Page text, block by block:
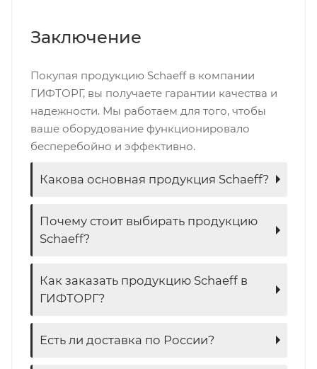
Заключение
Покупая продукцию Schaeff в компании
ГИФТОРГ, вы получаете гарантии качества и
надежности. Мы работаем для того, чтобы
ваше оборудование функционировало
бесперебойно и эффективно.
Какова основная продукция Schaeff?
Почему стоит выбирать продукцию
Schaeff?
Как заказать продукцию Schaeff в
ГИФТОРГ?
Есть ли доставка по России?